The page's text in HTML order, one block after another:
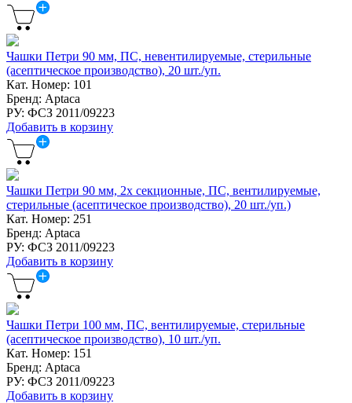
Чашки Петри 90 мм, ПС, невентилируемые, стерильные
(асептическое производство), 20 шт./уп.
Кат. Номер: 101
Бренд: Aptaca
РУ: ФСЗ 2011/09223
Добавить в корзину
Чашки Петри 90 мм, 2х секционные, ПС, вентилируемые,
стерильные (асептическое производство), 20 шт./уп.)
Кат. Номер: 251
Бренд: Aptaca
РУ: ФСЗ 2011/09223
Добавить в корзину
Чашки Петри 100 мм, ПС, вентилируемые, стерильные
(асептическое производство), 10 шт./уп.
Кат. Номер: 151
Бренд: Aptaca
РУ: ФСЗ 2011/09223
Добавить в корзину